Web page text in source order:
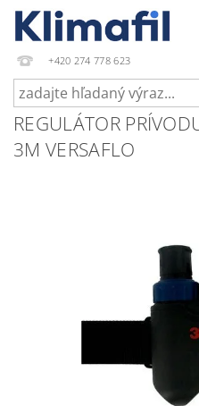
+420 274 778 623
REGULÁTOR
3M VERSAFLO